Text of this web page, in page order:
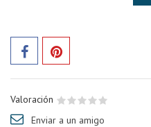
Valoración
Enviar a un amigo